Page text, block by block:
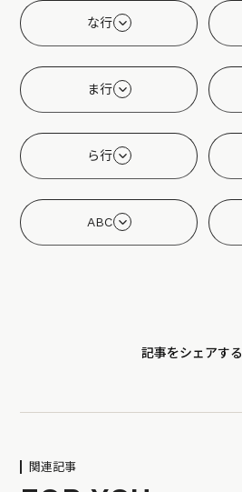
な行
ま行
ら行
ABC
記事をシェアする
関連記事